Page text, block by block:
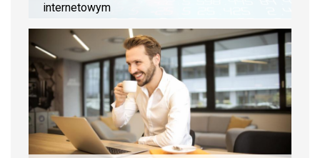
internetowym